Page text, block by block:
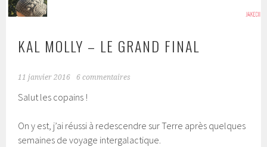
KAL MOLLY – LE GRAND FINAL
11 janvier 2016 6 commentaires
Salut les copains !
On y est, j’ai réussi à redescendre sur Terre après quelques
semaines de voyage intergalactique.